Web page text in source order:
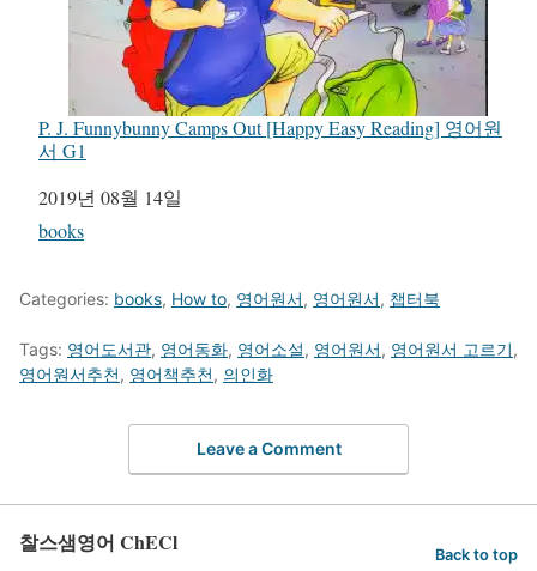
P. J. Funnybunny Camps Out [Happy Easy Reading] 영어원
서 G1
일자
2019년 08월 14일
관련 항목
books
Categories: books, How to, 영어원서, 영어원서, 챕터북
Tags: 영어도서관, 영어동화, 영어소설, 영어원서, 영어원서 고르기,
영어원서추천, 영어책추천, 의인화
Leave a Comment
찰스샘영어 ChECl Back to top